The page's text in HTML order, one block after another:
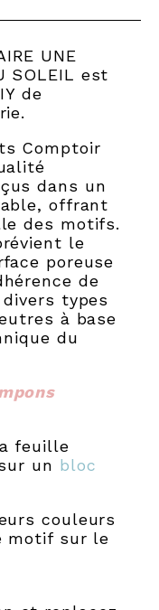
UNE
SOLEIL est
de
Comptoir
dans un
offrant
des motifs.
le
poreuse
de
types
à base
du
feuille
un bloc
couleurs
motif sur le